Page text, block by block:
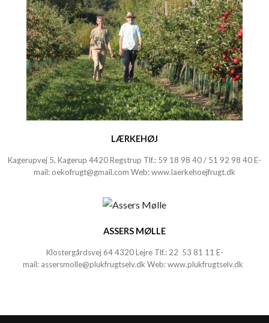
LÆRKEHØJ
Kagerupvej 5, Kagerup 4420 Regstrup Tlf.: 59 18 98 40/ 51 92 98 40E-
mail: oekofrugt@gmail.com Web:www.laerkehoejfrugt.dk
ASSERS MØLLE
Klostergårdsvej 64 4320 Lejre Tlf.: 22 53 81 11 E-
mail: assersmolle@plukfrugtselv.dk Web:www.plukfrugtselv.dk